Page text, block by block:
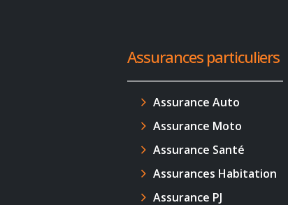
Assurances particuliers
Assurance Auto
Assurance Moto
Assurance Santé
Assurances Habitation
Assurance PJ